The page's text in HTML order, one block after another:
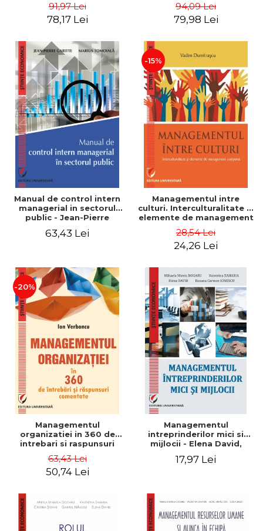
91,97 Lei
78,17 Lei
Nicolescu, Ciprian
Nicolescu
94,09 Lei
79,98 Lei
Manual de control intern
managerial in sectorul
public - Jean-Pierre
63,43 Lei
-15%
Managementul intre
culturi. Interculturalitate si
elemente de management
Dumitrascu
28,54 Lei
24,26 Lei
-20%
Managementul
organizatiei in 360 de
intrebari si raspunsuri
63,43 Lei
50,74 Lei
Managementul
intreprinderilor mici si
mijlocii - Elena David,
Roxana Carmen Ionescu,
17,97 Lei